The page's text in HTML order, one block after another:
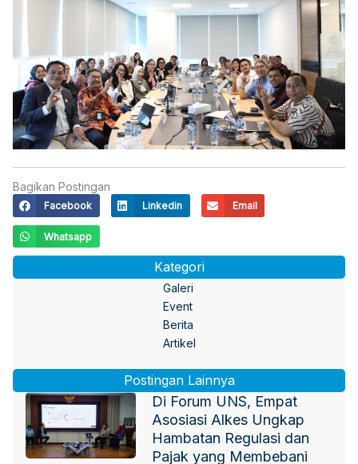
Bagikan Postingan
Facebook Linkedin Email
Whatsapp
Kategori
Galeri
Event
Berita
Artikel
Postingan Lainnya
Di Forum UNS, Empat
Asosiasi Alkes Ungkap
Hambatan Regulasi dan
Pajak yang Membebani